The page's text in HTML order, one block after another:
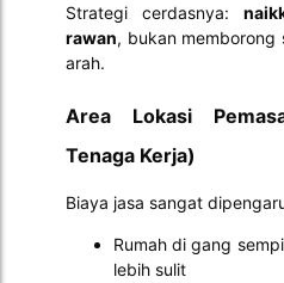
Strategi cerdasnya:
rawan, bukan memborong
arah.
Area Lokasi
Tenaga Kerja)
Biaya jasa sangat
Rumah di gang
lebih sulit